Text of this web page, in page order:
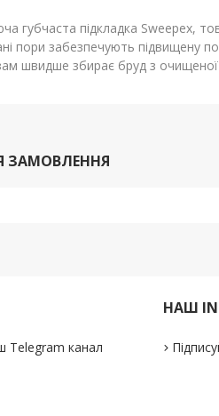
губчаста підкладка Sweepex,
пори забезпечують підвищену
швидше збирає бруд з очищеної
ЗАМОВЛЕННЯ
Telegram канал
НАШ